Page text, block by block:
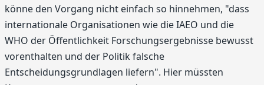
könne den Vorgang nicht einfach so hinnehmen, "dass
internationale Organisationen wie die IAEO und die
WHO der Öffentlichkeit Forschungsergebnisse bewusst
vorenthalten und der Politik falsche
Entscheidungsgrundlagen liefern". Hier müssten